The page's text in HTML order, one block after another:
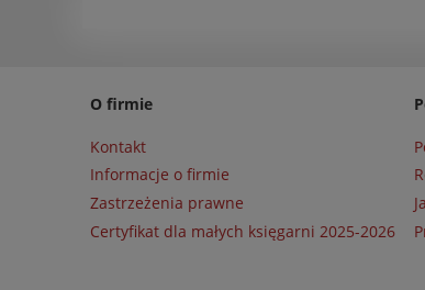
O firmie
Kontakt
Informacje o firmie
Zastrzeżenia prawne
Certyfikat dla małych księgarni 2025-2026